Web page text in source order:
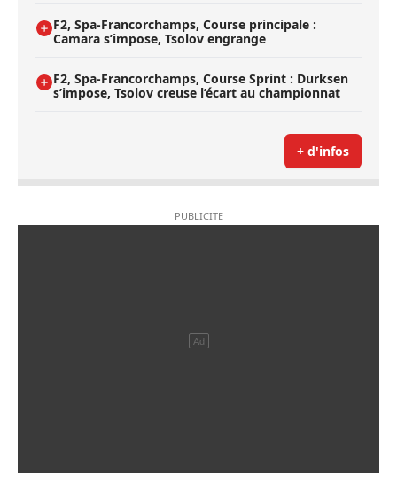
F2, Spa-Francorchamps, Course principale :
Camara s’impose, Tsolov engrange
F2, Spa-Francorchamps, Course Sprint : Durksen
s’impose, Tsolov creuse l’écart au championnat
+ d'infos